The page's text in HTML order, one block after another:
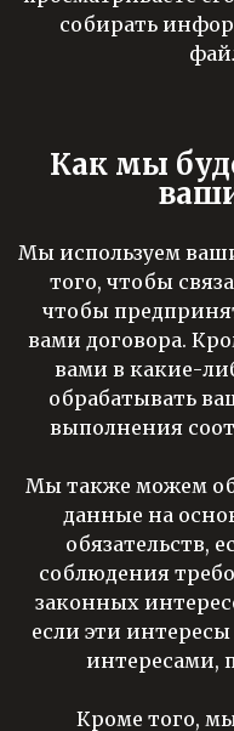
собирать
Как мы
Мы используем
того, чтобы
чтобы
вами договора.
вами в какие-
обрабатывать
выполнения
Мы также можем
данные на
обязательств,
соблюдения
законных
если эти
интересами,
Кроме того,